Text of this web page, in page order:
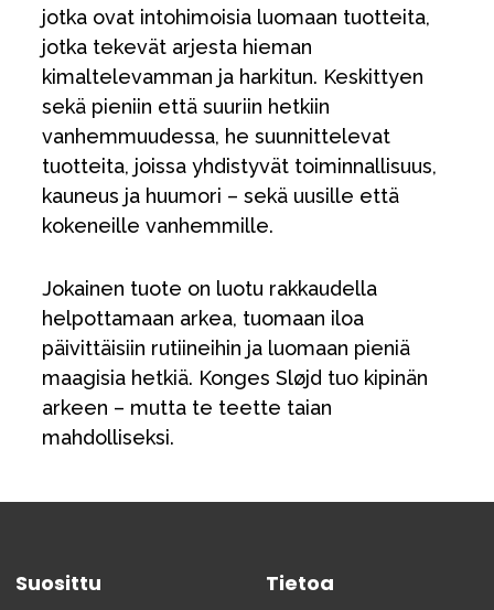
jotka ovat intohimoisia luomaan tuotteita,
jotka tekevät arjesta hieman
kimaltelevamman ja harkitun. Keskittyen
sekä pieniin että suuriin hetkiin
vanhemmuudessa, he suunnittelevat
tuotteita, joissa yhdistyvät toiminnallisuus,
kauneus ja huumori – sekä uusille että
kokeneille vanhemmille.
Jokainen tuote on luotu rakkaudella
helpottamaan arkea, tuomaan iloa
päivittäisiin rutiineihin ja luomaan pieniä
maagisia hetkiä. Konges Sløjd tuo kipinän
arkeen – mutta te teette taian
mahdolliseksi.
Suosittu Tietoa
Aurinko ja uinti Outlet
Ota meihin yhteyttä osoitteessa
Myymälämme